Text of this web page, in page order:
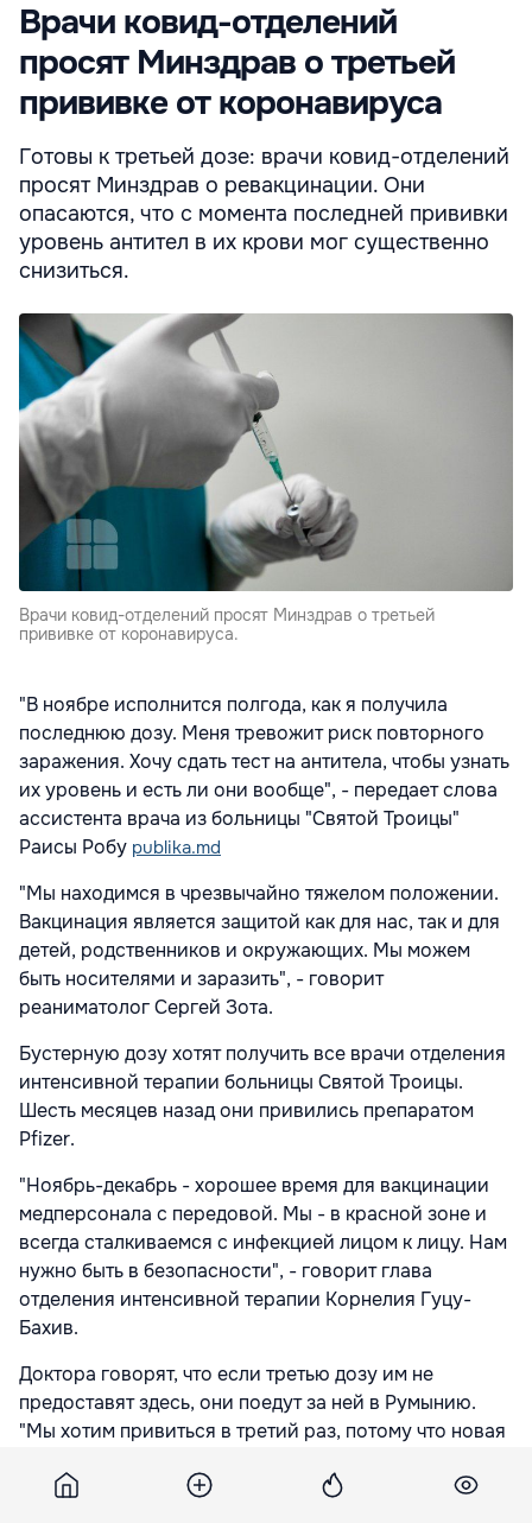
Врачи ковид-отделений
просят Минздрав о третьей
прививке от коронавируса
Готовы к третьей дозе: врачи ковид-отделений
просят Минздрав о ревакцинации. Они
опасаются, что с момента последней прививки
уровень антител в их крови мог существенно
снизиться.
Врачи ковид-отделений просят Минздрав о третьей
прививке от коронавируса.
"В ноябре исполнится полгода, как я получила
последнюю дозу. Меня тревожит риск повторного
заражения. Хочу сдать тест на антитела, чтобы узнать
их уровень и есть ли они вообще", - передает слова
ассистента врача из больницы "Святой Троицы"
Раисы Робу publika.md
"Мы находимся в чрезвычайно тяжелом положении.
Вакцинация является защитой как для нас, так и для
детей, родственников и окружающих. Мы можем
быть носителями и заразить", - говорит
реаниматолог Сергей Зота.
Бустерную дозу хотят получить все врачи отделения
интенсивной терапии больницы Святой Троицы.
Шесть месяцев назад они привились препаратом
Pfizer.
"Ноябрь-декабрь - хорошее время для вакцинации
медперсонала с передовой. Мы - в красной зоне и
всегда сталкиваемся с инфекцией лицом к лицу. Нам
нужно быть в безопасности", - говорит глава
отделения интенсивной терапии Корнелия Гуцу-
Бахив.
Доктора говорят, что если третью дозу им не
предоставят здесь, они поедут за ней в Румынию.
"Мы хотим привиться в третий раз, потому что новая
вакцинируемся, последствия будут еще жестче", -